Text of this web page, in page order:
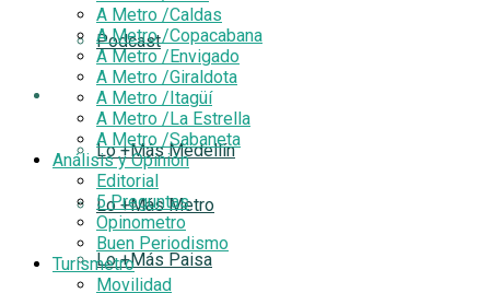
Podcast
LO +MÁS
Lo +Más Medellín
Lo +Más Metro
Lo +Más Paisa
A Metro /Caldas
A Metro /Copacabana
A Metro /Envigado
A Metro /Giraldota
A Metro /Itagüí
A Metro /La Estrella
A Metro /Sabaneta
Análisis y Opinión
Editorial
5 Preguntas
Opinometro
Buen Periodismo
Turismetro
Movilidad